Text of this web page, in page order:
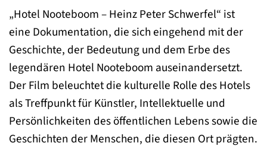
„Hotel Nooteboom – Heinz Peter Schwerfel“ ist
eine Dokumentation, die sich eingehend mit der
Geschichte, der Bedeutung und dem Erbe des
legendären Hotel Nooteboom auseinandersetzt.
Der Film beleuchtet die kulturelle Rolle des Hotels
als Treffpunkt für Künstler, Intellektuelle und
Persönlichkeiten des öffentlichen Lebens sowie die
Geschichten der Menschen, die diesen Ort prägten.